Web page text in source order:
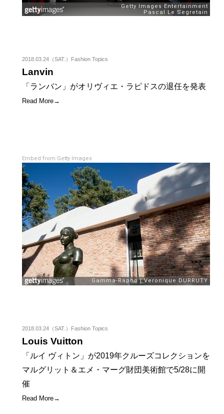
2018.03.24（SAT.）Fashion Topics
Lanvin
「ランバン」がオリヴィエ・ラピドスの退任を発表
Read More→
Embed from Getty Images
2018.03.24（SAT.）Fashion Topics
Louis Vuitton
「ルイ ヴィトン」が2019年クルーズコレクションを
マルグリット＆エメ・マーグ財団美術館で5/28に開
催
Read More→